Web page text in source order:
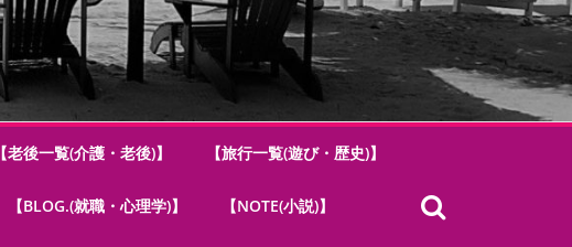
【老後一覧(介護・老後)】 【旅行一覧(遊び・歴史)】
【BLOG.(就職・心理学)】 【NOTE(小説)】